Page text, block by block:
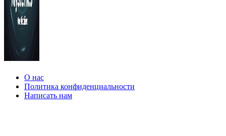
О нас
Политика конфиденциальности
Написать нам